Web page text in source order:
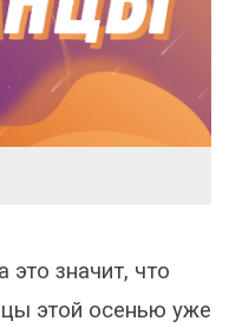
это значит, что
этой осенью уже